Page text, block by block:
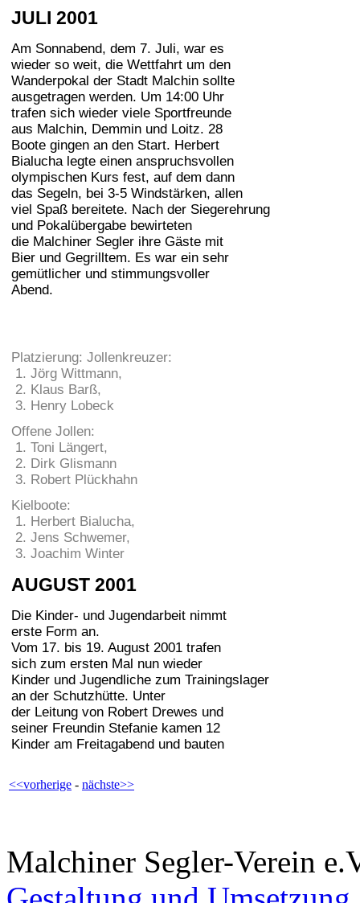
JULI 2001
Am Sonnabend, dem 7. Juli, war es
wieder so weit, die Wettfahrt um den
Wanderpokal der Stadt Malchin sollte
ausgetragen werden. Um 14:00 Uhr
trafen sich wieder viele Sportfreunde
aus Malchin, Demmin und Loitz. 28
Boote gingen an den Start. Herbert
Bialucha legte einen anspruchsvollen
olympischen Kurs fest, auf dem dann
das Segeln, bei 3-5 Windstärken, allen
viel Spaß bereitete. Nach der Siegerehrung
und Pokalübergabe bewirteten
die Malchiner Segler ihre Gäste mit
Bier und Gegrilltem. Es war ein sehr
gemütlicher und stimmungsvoller
Abend.
Platzierung: Jollenkreuzer:
1. Jörg Wittmann,
2. Klaus Barß,
3. Henry Lobeck
Offene Jollen:
1. Toni Längert,
2. Dirk Glismann
3. Robert Plückhahn
Kielboote:
1. Herbert Bialucha,
2. Jens Schwemer,
3. Joachim Winter
AUGUST 2001
Die Kinder- und Jugendarbeit nimmt
erste Form an.
Vom 17. bis 19. August 2001 trafen
sich zum ersten Mal nun wieder
Kinder und Jugendliche zum Trainingslager
an der Schutzhütte. Unter
der Leitung von Robert Drewes und
seiner Freundin Stefanie kamen 12
Kinder am Freitagabend und bauten
<<vorherige - nächste>>
Malchiner Segler-Verein